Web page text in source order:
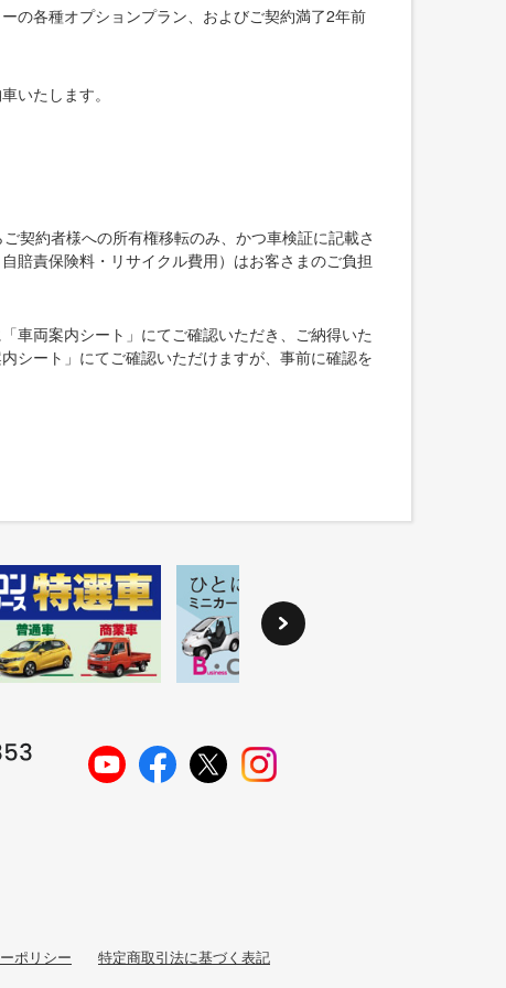
の各種オプションプラン、およびご契約満了2年前
いたします。
契約者様への所有権移転のみ、かつ車検証に記載さ
賠責保険料・リサイクル費用）はお客さまのご負担
車両案内シート」にてご確認いただき、ご納得いた
シート」にてご確認いただけますが、事前に確認を
ポリシー
特定商取引法に基づく表記